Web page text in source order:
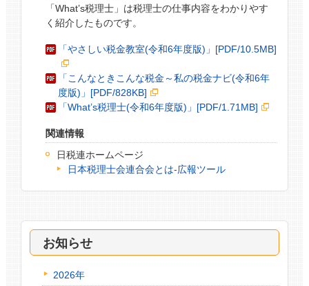
「What’s税理士」は税理士の仕事内容をわかりやす
く紹介したものです。
「やさしい税金教室(令和6年度版)」[PDF/10.5MB]
「こんなときこんな税金～私の税金ナビ(令和6年
度版)」[PDF/828KB]
「What’s税理士(令和6年度版)」[PDF/1.71MB]
関連情報
日税連ホームページ
日本税理士会連合会とは‐広報ツール
お知らせ
2026年